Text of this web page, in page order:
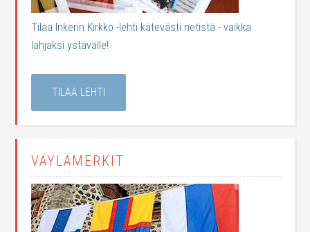
Tilaa Inkerin Kirkko -lehti kätevästi netistä - vaikka
lahjaksi ystävälle!
TILAA LEHTI
VÄYLÄMERKIT